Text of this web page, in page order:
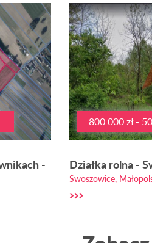
-
800 000 zł -
Działka rolna -
Swoszowice,